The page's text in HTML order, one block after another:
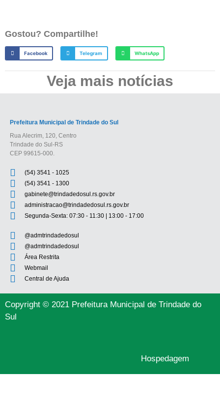
Gostou? Compartilhe!
Facebook Telegram WhatsApp
Veja mais notícias
Prefeitura Municipal de Trindade do Sul
Rua Alecrim, 120, Centro
Trindade do Sul-RS
CEP 99615-000.
(54) 3541 - 1025
(54) 3541 - 1300
gabinete@trindadedosul.rs.gov.br
administracao@trindadedosul.rs.gov.br
Segunda-Sexta: 07:30 - 11:30 | 13:00 - 17:00
@admtrindadedosul
@admtrindadedosul
Área Restrita
Webmail
Central de Ajuda
Copyright © 2021 Prefeitura Municipal de Trindade do
Sul
Hospedagem